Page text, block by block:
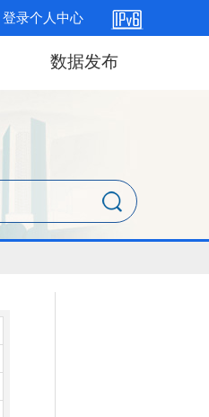
登录个人中心
数据发布